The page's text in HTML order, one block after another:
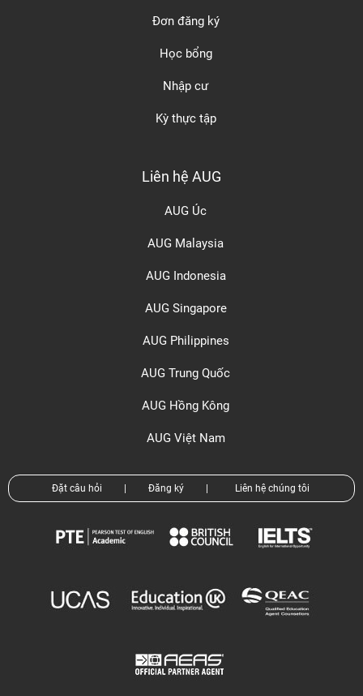
Đơn đăng ký
Học bổng
Nhập cư
Kỳ thực tập
Liên hệ AUG
AUG Úc
AUG Malaysia
AUG Indonesia
AUG Singapore
AUG Philippines
AUG Trung Quốc
AUG Hồng Kông
AUG Việt Nam
Đặt câu hỏi Đăng ký Liên hệ chúng tôi